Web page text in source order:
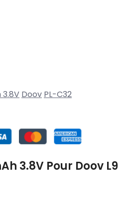
Doov PL-C32
3.8V Pour Doov L9